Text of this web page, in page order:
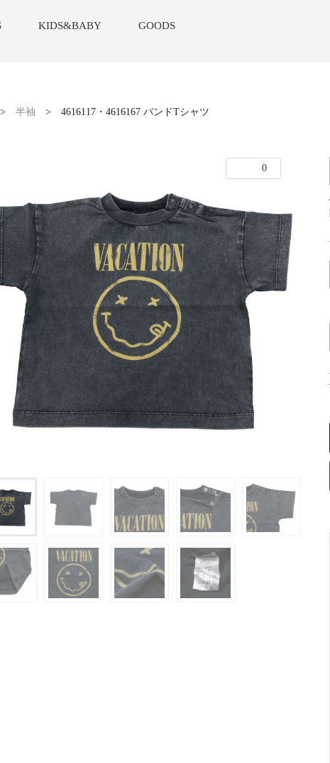
KIDS&BABY GOODS
半袖 > 4616117・4616167 バンドTシャツ
0